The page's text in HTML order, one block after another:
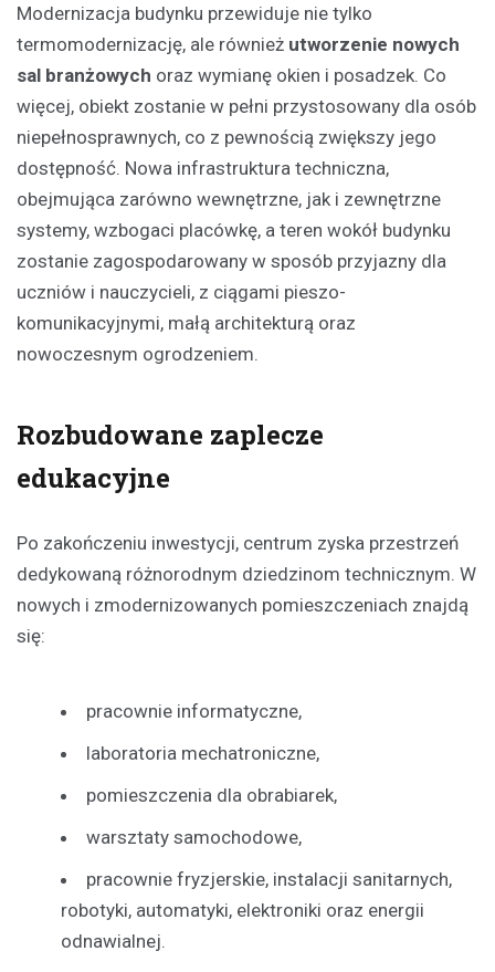
Modernizacja budynku przewiduje nie tylko
termomodernizację, ale również utworzenie nowych
sal branżowych oraz wymianę okien i posadzek. Co
więcej, obiekt zostanie w pełni przystosowany dla osób
niepełnosprawnych, co z pewnością zwiększy jego
dostępność. Nowa infrastruktura techniczna,
obejmująca zarówno wewnętrzne, jak i zewnętrzne
systemy, wzbogaci placówkę, a teren wokół budynku
zostanie zagospodarowany w sposób przyjazny dla
uczniów i nauczycieli, z ciągami pieszo-
komunikacyjnymi, małą architekturą oraz
nowoczesnym ogrodzeniem.
Rozbudowane zaplecze
edukacyjne
Po zakończeniu inwestycji, centrum zyska przestrzeń
dedykowaną różnorodnym dziedzinom technicznym. W
nowych i zmodernizowanych pomieszczeniach znajdą
się:
pracownie informatyczne,
laboratoria mechatroniczne,
pomieszczenia dla obrabiarek,
warsztaty samochodowe,
pracownie fryzjerskie, instalacji sanitarnych,
robotyki, automatyki, elektroniki oraz energii
odnawialnej.